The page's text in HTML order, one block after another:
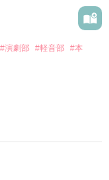
#演劇部 #軽音部 #本
ぶ花